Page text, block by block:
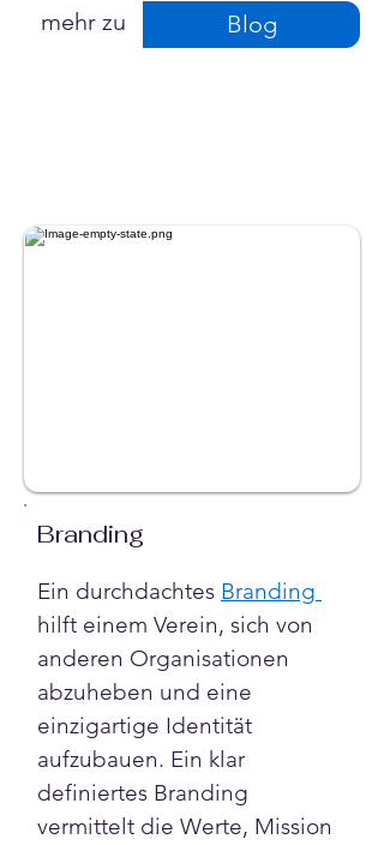
mehr zu Blog
Branding
Ein durchdachtes Branding
hilft einem Verein, sich von
anderen Organisationen
abzuheben und eine
einzigartige Identität
aufzubauen. Ein klar
definiertes Branding
vermittelt die Werte, Mission